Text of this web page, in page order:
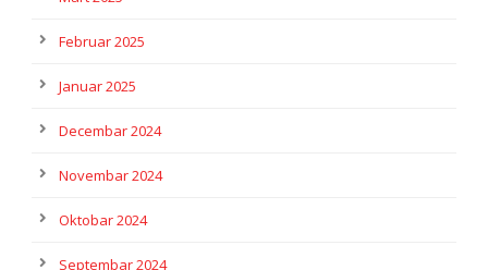
Februar 2025
Januar 2025
Decembar 2024
Novembar 2024
Oktobar 2024
Septembar 2024